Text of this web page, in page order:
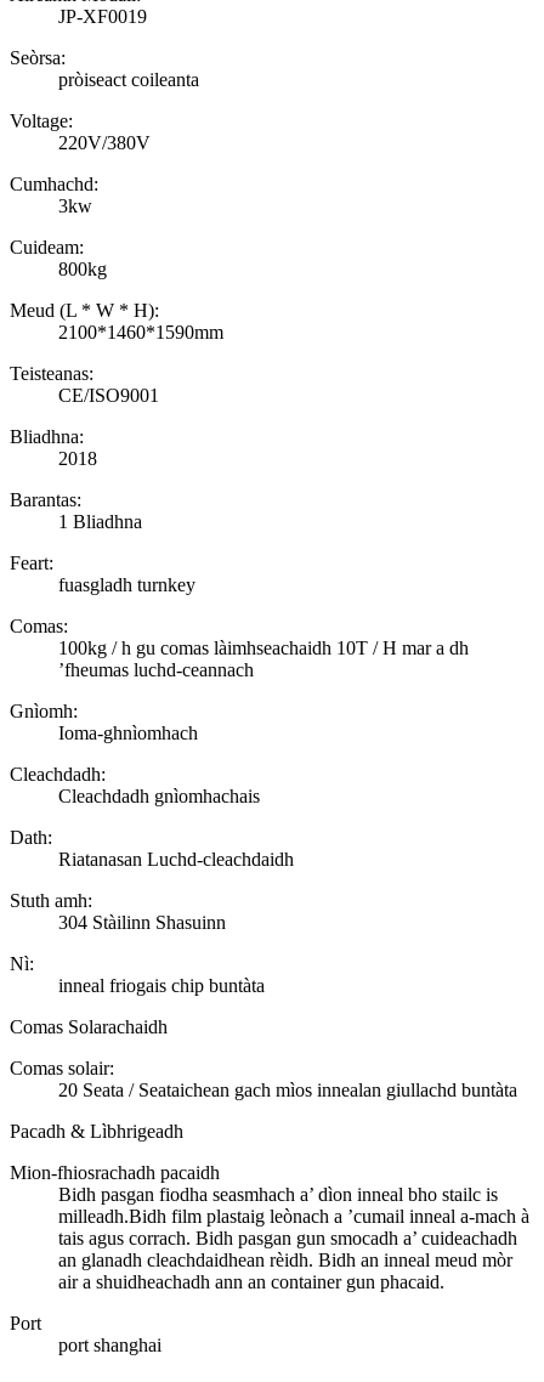
JP-XF0019
Seòrsa:
pròiseact coileanta
Voltage:
220V/380V
Cumhachd:
3kw
Cuideam:
800kg
Meud (L * W * H):
2100*1460*1590mm
Teisteanas:
CE/ISO9001
Bliadhna:
2018
Barantas:
1 Bliadhna
Feart:
fuasgladh turnkey
Comas:
100kg / h gu comas làimhseachaidh 10T / H mar a dh
’fheumas luchd-ceannach
Gnìomh:
Ioma-ghnìomhach
Cleachdadh:
Cleachdadh gnìomhachais
Dath:
Riatanasan Luchd-cleachdaidh
Stuth amh:
304 Stàilinn Shasuinn
Nì:
inneal friogais chip buntàta
Comas Solarachaidh
Comas solair:
20 Seata / Seataichean gach mìos innealan giullachd buntàta
Pacadh & Lìbhrigeadh
Mion-fhiosrachadh pacaidh
Bidh pasgan fiodha seasmhach a’ dìon inneal bho stailc is
milleadh.Bidh film plastaig leònach a ’cumail inneal a-mach à
tais agus corrach. Bidh pasgan gun smocadh a’ cuideachadh
an glanadh cleachdaidhean rèidh. Bidh an inneal meud mòr
air a shuidheachadh ann an container gun phacaid.
Port
port shanghai